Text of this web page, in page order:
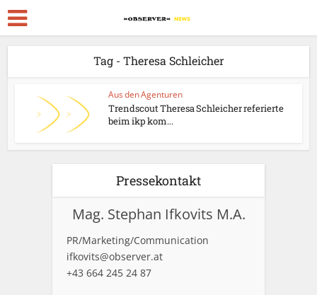
Tag - Theresa Schleicher
Aus den Agenturen
Trendscout Theresa Schleicher referierte
beim ikp kom...
Pressekontakt
Mag. Stephan Ifkovits M.A.
PR/Marketing/Communication
ifkovits@observer.at
+43 664 245 24 87